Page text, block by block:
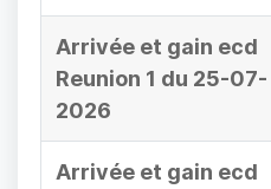
Arrivée et gain ecd
Reunion 1 du 25-07-
2026
Arrivée et gain ecd